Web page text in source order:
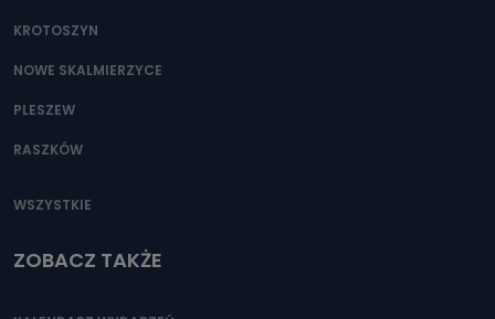
KROTOSZYN
NOWE SKALMIERZYCE
PLESZEW
RASZKÓW
WSZYSTKIE
ZOBACZ TAKŻE